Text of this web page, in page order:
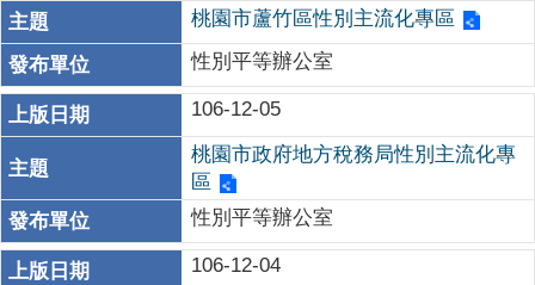
桃園市蘆竹區性別主流化專區
性別平等辦公室
106-12-05
桃園市政府地方稅務局性別主流化專
區
性別平等辦公室
106-12-04